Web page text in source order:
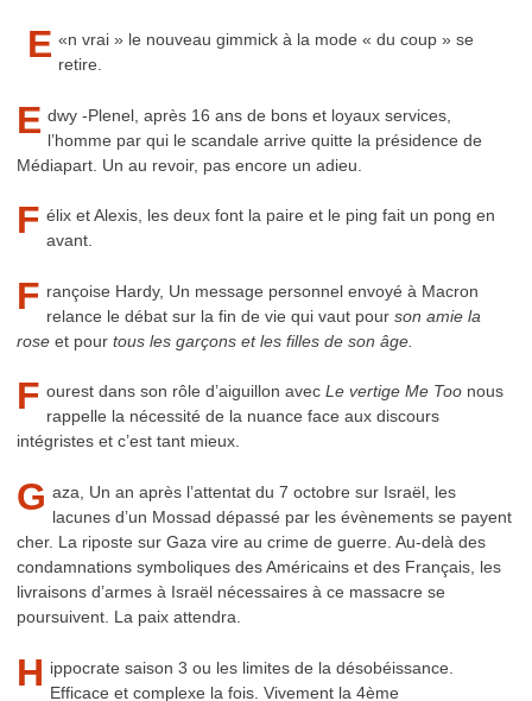
«
E
n vrai » le nouveau gimmick à la mode « du coup » se
retire.
E dwy -Plenel, après 16 ans de bons et loyaux services,
l’homme par qui le scandale arrive quitte la présidence de
Médiapart. Un au revoir, pas encore un adieu.
F élix et Alexis, les deux font la paire et le ping fait un pong en
avant.
F rançoise Hardy, Un message personnel envoyé à Macron
relance le débat sur la fin de vie qui vaut pourson amie la
rose et pourtous les garçons et les filles de son âge.
F ourest dans son rôle d’aiguillon avecLe vertige Me Too nous
rappelle la nécessité de la nuance face aux discours
intégristes et c’est tant mieux.
G aza, Un an après l’attentat du 7 octobre sur Israël, les
lacunes d’un Mossad dépassé par les évènements se payent
cher. La riposte sur Gaza vire au crime de guerre. Au-delà des
condamnations symboliques des Américains et des Français, les
livraisons d’armes à Israël nécessaires à ce massacre se
poursuivent. La paix attendra.
H ippocrate saison 3 ou les limites de la désobéissance.
Efficace et complexe la fois. Vivement la 4ème